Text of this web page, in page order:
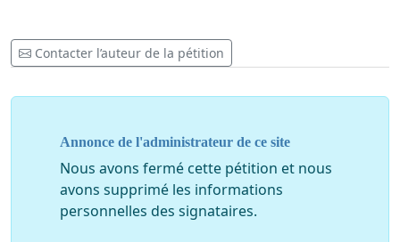
Contacter l’auteur de la pétition
Annonce de l'administrateur de ce site
Nous avons fermé cette pétition et nous
avons supprimé les informations
personnelles des signataires.